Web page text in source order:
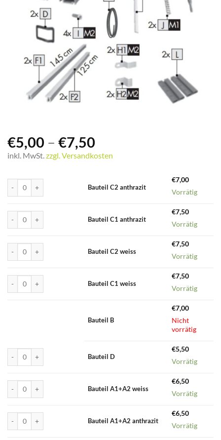
€5,00 – €7,50
inkl. MwSt.zzgl. Versandkosten
Bauteil C2 anthrazit
€7,00
Vorrätig
Bauteil C1 anthrazit
€7,50
Vorrätig
Bauteil C2 weiss
€7,50
Vorrätig
Bauteil C1 weiss
€7,50
Vorrätig
Bauteil B
€7,00
Nicht
vorrätig
Bauteil D
€5,50
Vorrätig
Bauteil A1+A2 weiss
€6,50
Vorrätig
Bauteil A1+A2 anthrazit
€6,50
Vorrätig